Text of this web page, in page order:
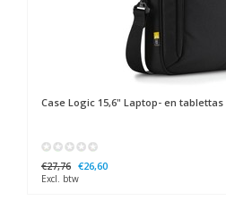
Case Logic 15,6" Laptop- en tablettas
€27,76 €26,60
Excl. btw